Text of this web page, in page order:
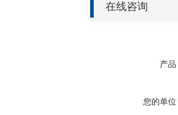
在线咨询
产品
您的单位